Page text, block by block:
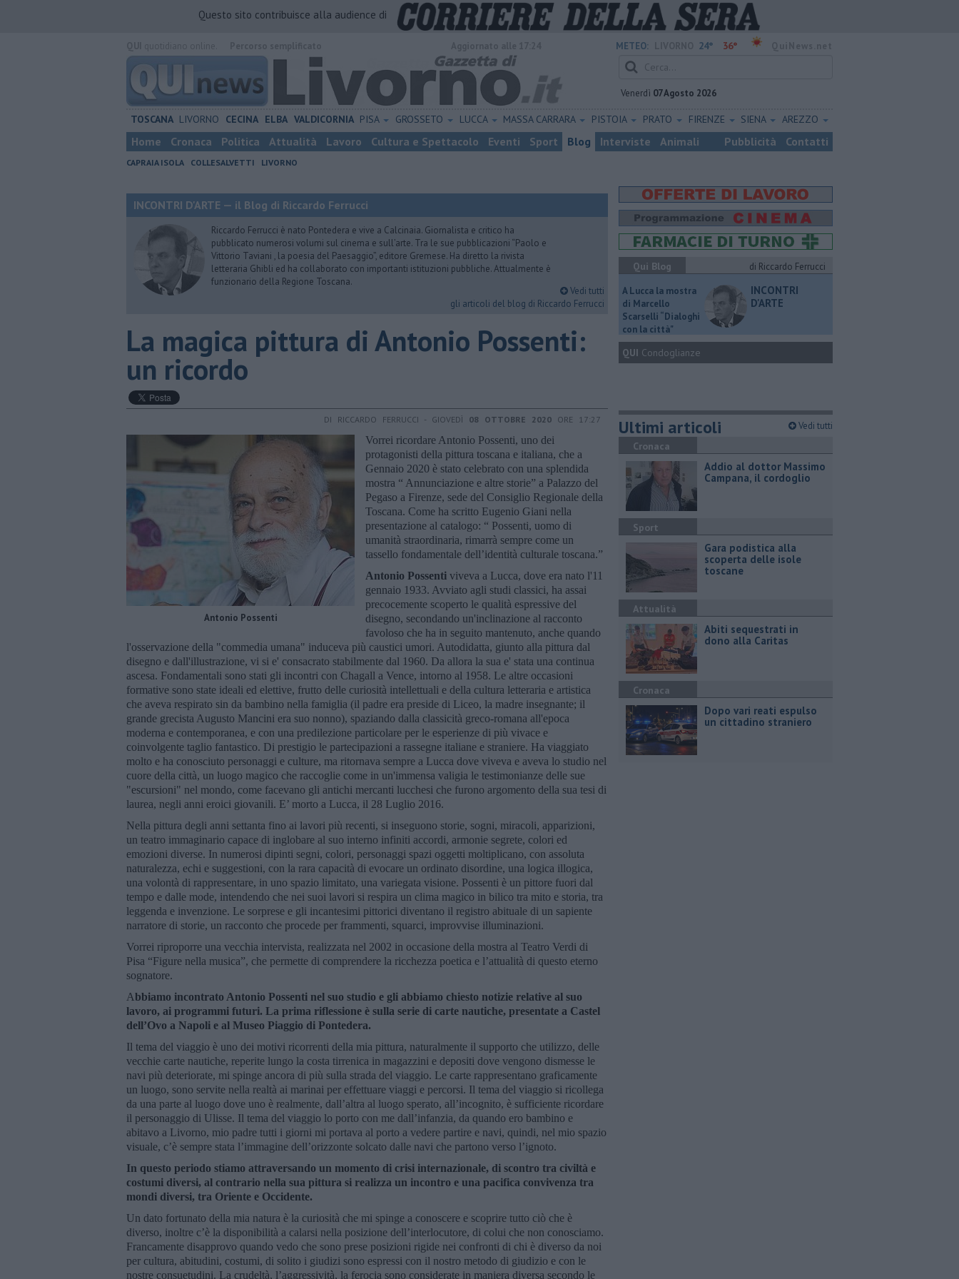
Questo sito contribuisce alla audience di
METEO: 24° 36°
Venerdì 07 Agosto 2026
TOSCANA LIVORNO CECINA ELBA VALDICORNIA PISA GROSSETO LUCCA MASSA CARRARA PISTOIA PRATO FIRENZE SIENA AREZZO
Home Cronaca Politica Attualità Lavoro Cultura e Spettacolo Eventi Sport Blog Interviste Animali Pubblicità Contatti
CAPRAIA ISOLA COLLESALVETTI LIVORNO
INCONTRI D'ARTE — il Blog di Riccardo Ferrucci
Riccardo Ferrucci è nato Pontedera e vive a Calcinaia. Giornalista e critico ha
pubblicato numerosi volumi sul cinema e sull’arte. Tra le sue pubblicazioni “Paolo e
Vittorio Taviani , la poesia del Paesaggio”, editore Gremese. Ha diretto la rivista
letteraria Ghibli ed ha collaborato con importanti istituzioni pubbliche. Attualmente è
funzionario della Regione Toscana.
Vedi tutti
gli articoli del blog di Riccardo Ferrucci
La magica pittura di Antonio Possenti:
un ricordo
DI RICCARDO FERRUCCI - GIOVEDÌ 08 OTTOBRE 2020 ORE 17:27
Antonio Possenti
Vorrei ricordare Antonio Possenti, uno dei
protagonisti della pittura toscana e italiana, che a
Gennaio 2020 è stato celebrato con una splendida
mostra “ Annunciazione e altre storie” a Palazzo del
Pegaso a Firenze, sede del Consiglio Regionale della
Toscana. Come ha scritto Eugenio Giani nella
presentazione al catalogo: “ Possenti, uomo di
umanità straordinaria, rimarrà sempre come un
tassello fondamentale dell’identità culturale toscana.”
Antonio Possenti viveva a Lucca, dove era nato l'11
gennaio 1933. Avviato agli studi classici, ha assai
precocemente scoperto le qualità espressive del
disegno, secondando un'inclinazione al racconto
favoloso che ha in seguito mantenuto, anche quando
l'osservazione della "commedia umana" induceva più caustici umori. Autodidatta, giunto alla pittura dal
disegno e dall'illustrazione, vi si e' consacrato stabilmente dal 1960. Da allora la sua e' stata una continua
ascesa. Fondamentali sono stati gli incontri con Chagall a Vence, intorno al 1958. Le altre occasioni
formative sono state ideali ed elettive, frutto delle curiosità intellettuali e della cultura letteraria e artistica
che aveva respirato sin da bambino nella famiglia (il padre era preside di Liceo, la madre insegnante; il
grande grecista Augusto Mancini era suo nonno), spaziando dalla classicità greco-romana all'epoca
moderna e contemporanea, e con una predilezione particolare per le esperienze di più vivace e
coinvolgente taglio fantastico. Di prestigio le partecipazioni a rassegne italiane e straniere. Ha viaggiato
molto e ha conosciuto personaggi e culture, ma ritornava sempre a Lucca dove viveva e aveva lo studio nel
cuore della città, un luogo magico che raccoglie come in un'immensa valigia le testimonianze delle sue
"escursioni" nel mondo, come facevano gli antichi mercanti lucchesi che furono argomento della sua tesi di
laurea, negli anni eroici giovanili. E’ morto a Lucca, il 28 Luglio 2016.
Nella pittura degli anni settanta fino ai lavori più recenti, si inseguono storie, sogni, miracoli, apparizioni,
un teatro immaginario capace di inglobare al suo interno infiniti accordi, armonie segrete, colori ed
emozioni diverse. In numerosi dipinti segni, colori, personaggi spazi oggetti moltiplicano, con assoluta
naturalezza, echi e suggestioni, con la rara capacità di evocare un ordinato disordine, una logica illogica,
una volontà di rappresentare, in uno spazio limitato, una variegata visione. Possenti è un pittore fuori dal
tempo e dalle mode, intendendo che nei suoi lavori si respira un clima magico in bilico tra mito e storia, tra
leggenda e invenzione. Le sorprese e gli incantesimi pittorici diventano il registro abituale di un sapiente
narratore di storie, un racconto che procede per frammenti, squarci, improvvise illuminazioni.
Vorrei riproporre una vecchia intervista, realizzata nel 2002 in occasione della mostra al Teatro Verdi di
Pisa “Figure nella musica”, che permette di comprendere la ricchezza poetica e l’attualità di questo eterno
sognatore.
Abbiamo incontrato Antonio Possenti nel suo studio e gli abbiamo chiesto notizie relative al suo
lavoro, ai programmi futuri. La prima riflessione è sulla serie di carte nautiche, presentate a Castel
dell’Ovo a Napoli e al Museo Piaggio di Pontedera.
Il tema del viaggio è uno dei motivi ricorrenti della mia pittura, naturalmente il supporto che utilizzo, delle
vecchie carte nautiche, reperite lungo la costa tirrenica in magazzini e depositi dove vengono dismesse le
navi più deteriorate, mi spinge ancora di più sulla strada del viaggio. Le carte rappresentano graficamente
un luogo, sono servite nella realtà ai marinai per effettuare viaggi e percorsi. Il tema del viaggio si ricollega
da una parte al luogo dove uno è realmente, dall’altra al luogo sperato, all’incognito, è sufficiente ricordare
il personaggio di Ulisse. Il tema del viaggio lo porto con me dall’infanzia, da quando ero bambino e
abitavo a Livorno, mio padre tutti i giorni mi portava al porto a vedere partire e navi, quindi, nel mio spazio
visuale, c’è sempre stata l’immagine dell’orizzonte solcato dalle navi che partono verso l’ignoto.
In questo periodo stiamo attraversando un momento di crisi internazionale, di scontro tra civiltà e
costumi diversi, al contrario nella sua pittura si realizza un incontro e una pacifica convivenza tra
mondi diversi, tra Oriente e Occidente.
Un dato fortunato della mia natura è la curiosità che mi spinge a conoscere e scoprire tutto ciò che è
diverso, inoltre c’è la disponibilità a calarsi nella posizione dell’interlocutore, di colui che non conosciamo.
Francamente disapprovo quando vedo che sono prese posizioni rigide nei confronti di chi è diverso da noi
per cultura, abitudini, costumi, di solito i giudizi sono espressi con il nostro metodo di giudizio e con le
nostre consuetudini. La crudeltà, l’aggressività, la ferocia sono considerate in maniera diversa secondo le
Qui Blog
di Riccardo Ferrucci
A Lucca la mostra
di Marcello
Scarselli “Dialoghi
con la città"
INCONTRI
D'ARTE
QUI Condoglianze
Ultimi articoli Vedi tutti
Cronaca
Addio al dottor Massimo
Campana, il cordoglio
Sport
Gara podistica alla
scoperta delle isole
toscane
Attualità
Abiti sequestrati in
dono alla Caritas
Cronaca
Dopo vari reati espulso
un cittadino straniero